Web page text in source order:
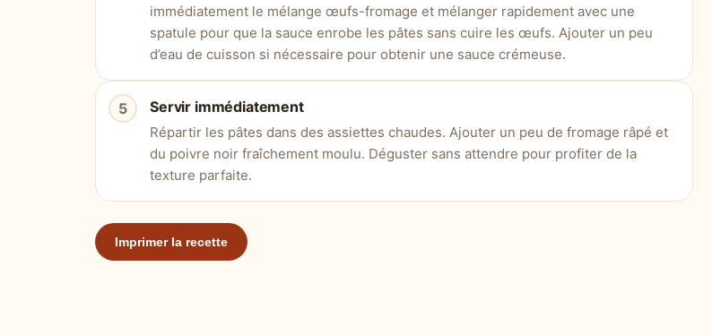
immédiatement le mélange œufs-fromage et mélanger rapidement avec une
spatule pour que la sauce enrobe les pâtes sans cuire les œufs. Ajouter un peu
d’eau de cuisson si nécessaire pour obtenir une sauce crémeuse.
Servir immédiatement
Répartir les pâtes dans des assiettes chaudes. Ajouter un peu de fromage râpé et
du poivre noir fraîchement moulu. Déguster sans attendre pour profiter de la
texture parfaite.
Imprimer la recette